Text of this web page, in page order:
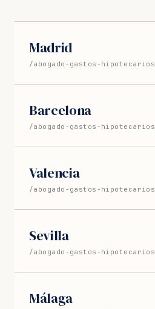
Madrid
/abogado-gastos-
Barcelona
/abogado-gastos-
Valencia
/abogado-gastos-
Sevilla
/abogado-gastos-
Málaga